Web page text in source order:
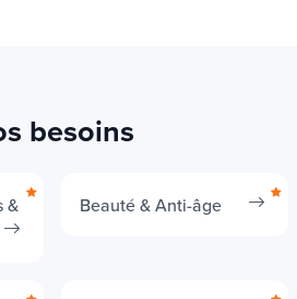
besoins
&
Beauté & Anti-âge